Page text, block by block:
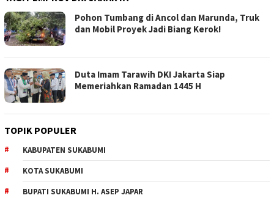
Pohon Tumbang di Ancol dan Marunda, Truk
dan Mobil Proyek Jadi Biang Kerok!
Duta Imam Tarawih DKI Jakarta Siap
Memeriahkan Ramadan 1445 H
TOPIK POPULER
KABUPATEN SUKABUMI
KOTA SUKABUMI
BUPATI SUKABUMI H. ASEP JAPAR